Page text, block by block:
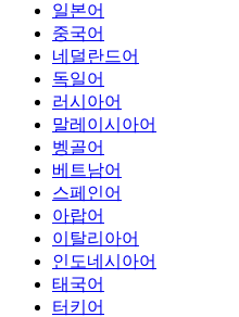
일본어
중국어
네덜란드어
독일어
러시아어
말레이시아어
벵골어
베트남어
스페인어
아랍어
이탈리아어
인도네시아어
태국어
터키어